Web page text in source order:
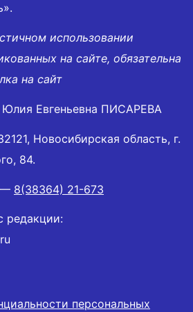
использовании
на сайте, обязательна
на сайт
Юлия Евгеньевна ПИСАРЕВА
Новосибирская область, г.
84.
— 8(38364) 21-673
редакции:
персональных